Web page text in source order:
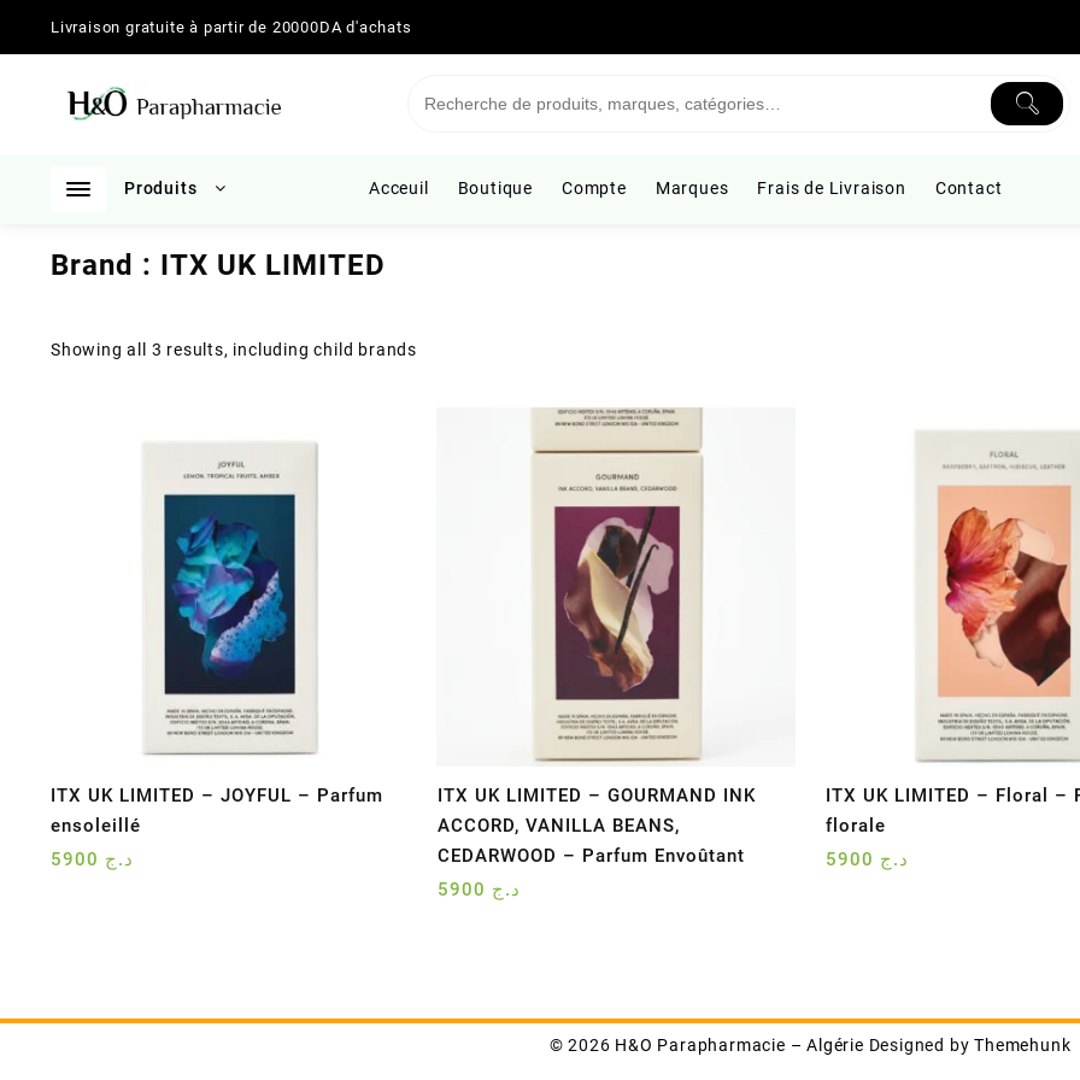
Livraison gratuite à partir de 20000DA d'achats
Produits Acceuil Boutique Compte Marques Frais de Livraison Contact
Brand : ITX UK LIMITED
Showing all 3 results, including child brands
ITX UK LIMITED – JOYFUL – Parfum
ensoleillé
د.ج
ITX UK LIMITED – GOURMAND INK
ACCORD, VANILLA BEANS,
CEDARWOOD – Parfum Envoûtant
د.ج
ITX UK LIMITED – Floral –
florale
د.ج
© 2026 H&O Parapharmacie – Algérie Designed by Themehunk